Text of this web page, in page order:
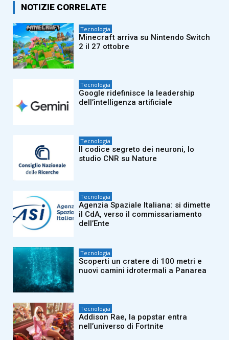
NOTIZIE CORRELATE
Tecnologia
Minecraft arriva su Nintendo Switch
2 il 27 ottobre
Tecnologia
Google ridefinisce la leadership
dell’intelligenza artificiale
Tecnologia
Il codice segreto dei neuroni, lo
studio CNR su Nature
Tecnologia
Agenzia Spaziale Italiana: si dimette
il CdA, verso il commissariamento
dell’Ente
Tecnologia
Scoperti un cratere di 100 metri e
nuovi camini idrotermali a Panarea
Tecnologia
Addison Rae, la popstar entra
nell’universo di Fortnite